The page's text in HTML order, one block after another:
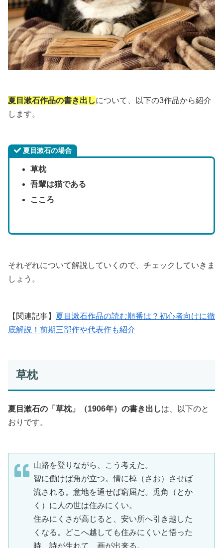
夏目漱石作品の書き出しについて、以下の3作品から紹介
します。
夏目漱石の場合
草枕
吾輩は猫である
こころ
それぞれについて解説していくので、チェックしていきま
しょう。
【関連記事】 夏目漱石作品の読む順番は？初心者向けに徹
底解説！前期三部作や代表作も紹介
草枕
夏目漱石の「草枕」（1906年）の書き出しは、以下のと
おりです。
山路を登りながら、こう考えた。
智に働けば角が立つ。情に棹（さお）させば
流される。意地を通せば窮屈だ。兎角（とか
く）に人の世は住みにくい。
住みにくさが高じると、安い所へ引き越した
くなる。どこへ越しても住みにくいと悟った
時、詩が生れて、画が出来る。